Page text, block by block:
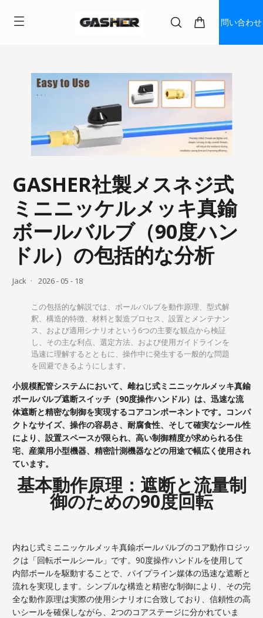
問い合わせ
GASHER社製メスネジ式
ミニニッケルメッキ真鍮
ボールバルブ（90度ハン
ドル）の包括的な分析
Jack 2026 - 05 - 18
この包括的な解説では、ボールバルブを動作原理、型式解
釈、構造的特徴、材料と製造プロセス、設置とメンテナン
ス、および適用シナリオという6つの主要な観点から検証
し、その主な利点、選定方法、および使用ガイドラインを
迅速に理解するとともに、操作中に発生する一般的な問題
を回避できるようにします。
小規模配管システムにおいて、雌ねじ式ミニニッケルメッキ真鍮
ボールバルブ遮断スイッチ（90度操作ハンドル）は、迅速な流
体遮断と精密な制御を実現するコアコンポーネントです。コンパ
クトなサイズ、操作の容易さ、耐腐食性、そして確実なシール性
により、設置スペースが限られ、高い制御精度が求められる住
宅、産業用小型機器、精密計測機器などの用途で幅広く使用され
ています。
基本動作原理：遮断と流量制
御のための90度回転
内ねじ式ミニニッケルメッキ真鍮ボールバルブのコア動作ロジッ
クは「回転ボールシール」です。90度操作ハンドルを使用して
内部ボールを駆動することで、パイプライン媒体の迅速な遮断と
流れを実現します。シンプルな構造と精密な制御により、その完
全な動作原理は実際の使用シナリオに合致しており、信頼性の高
いシールを確保しながら、2つのコアステージに分かれていま